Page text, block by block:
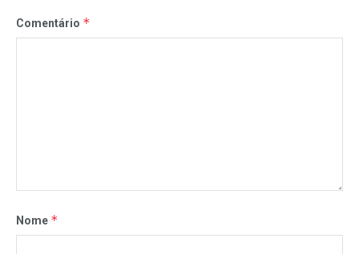
Comentário *
Nome *